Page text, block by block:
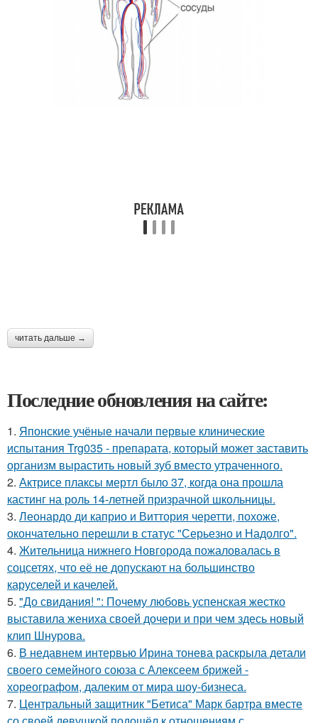
читать дальше →
Последние обновления на сайте:
1. Японские учёные начали первые клинические
испытания Trg035 - препарата, который может заставить
организм вырастить новый зуб вместо утраченного.
2. Актрисе плаксы мертл было 37, когда она прошла
кастинг на роль 14-летней призрачной школьницы.
3. Леонардо ди каприо и Виттория черетти, похоже,
окончательно перешли в статус "Серьезно и Надолго".
4. Жительница нижнего Новгорода пожаловалась в
соцсетях, что её не допускают на большинство
каруселей и качелей.
5. "До свидания! ": Почему любовь успенская жестко
выставила жениха своей дочери и при чем здесь новый
клип Шнурова.
6. В недавнем интервью Ирина тонева раскрыла детали
своего семейного союза с Алексеем брижей -
хореографом, далеким от мира шоу-бизнеса.
7. Центральный защитник "Бетиса" Марк бартра вместе